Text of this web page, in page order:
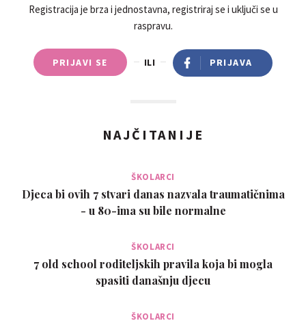
Registracija je brza i jednostavna, registriraj se i uključi se u
raspravu.
PRIJAVI SE ILI PRIJAVA
NAJČITANIJE
ŠKOLARCI
Djeca bi ovih 7 stvari danas nazvala traumatičnima
- u 80-ima su bile normalne
ŠKOLARCI
7 old school roditeljskih pravila koja bi mogla
spasiti današnju djecu
ŠKOLARCI